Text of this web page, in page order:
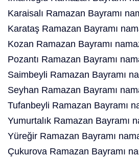
Karaisalı Ramazan Bayramı
Karataş Ramazan Bayramı
Kozan Ramazan Bayramı
Pozantı Ramazan Bayramı
Saimbeyli Ramazan Bayramı
Seyhan Ramazan Bayramı
Tufanbeyli Ramazan Bayramı
Yumurtalık Ramazan Bayramı
Yüreğir Ramazan Bayramı
Çukurova Ramazan Bayramı